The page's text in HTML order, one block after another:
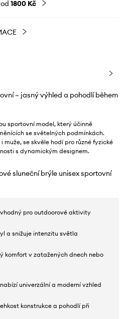
1800 Kč
– jasný výhled a pohodlí během
sportovní model, který účinně
se světelných podmínkách.
muže, se skvěle hodí pro různé fyzické
s dynamickým designem.
sluneční brýle unisex sportovní
pro outdoorové aktivity
a snižuje intenzitu světla
komfort v zatažených dnech nebo
univerzální a moderní vzhled
konstrukce a pohodlí při